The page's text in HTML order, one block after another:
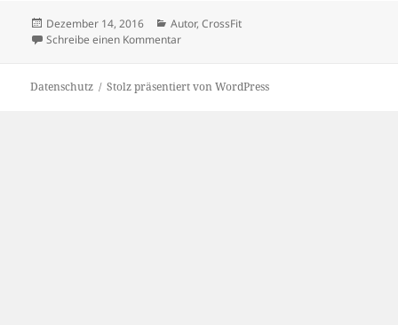
Veröffentlicht
am
Dezember 14, 2016 Kategorien
Autor,CrossFit
Schreibe einen Kommentarzu Mein neues Buch: Quäl Dich!
Datenschutz Stolz präsentiert von WordPress